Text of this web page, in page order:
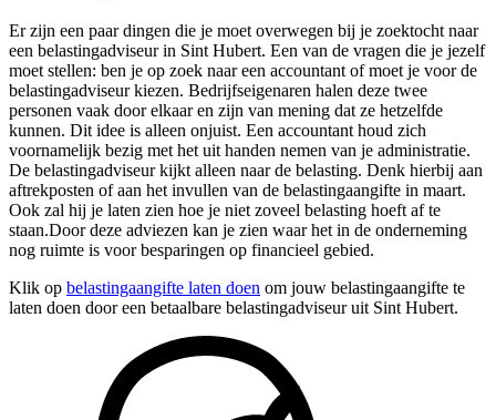
Er zijn een paar dingen die je moet overwegen bij je zoektocht naar
een belastingadviseur in Sint Hubert. Een van de vragen die je jezelf
moet stellen: ben je op zoek naar een accountant of moet je voor de
belastingadviseur kiezen. Bedrijfseigenaren halen deze twee
personen vaak door elkaar en zijn van mening dat ze hetzelfde
kunnen. Dit idee is alleen onjuist. Een accountant houd zich
voornamelijk bezig met het uit handen nemen van je administratie.
De belastingadviseur kijkt alleen naar de belasting. Denk hierbij aan
aftrekposten of aan het invullen van de belastingaangifte in maart.
Ook zal hij je laten zien hoe je niet zoveel belasting hoeft af te
staan.Door deze adviezen kan je zien waar het in de onderneming
nog ruimte is voor besparingen op financieel gebied.
Klik op belastingaangifte laten doen om jouw belastingaangifte te
laten doen door een betaalbare belastingadviseur uit Sint Hubert.